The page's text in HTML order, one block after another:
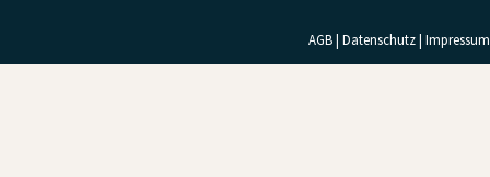
AGB| Datenschutz| Impressum